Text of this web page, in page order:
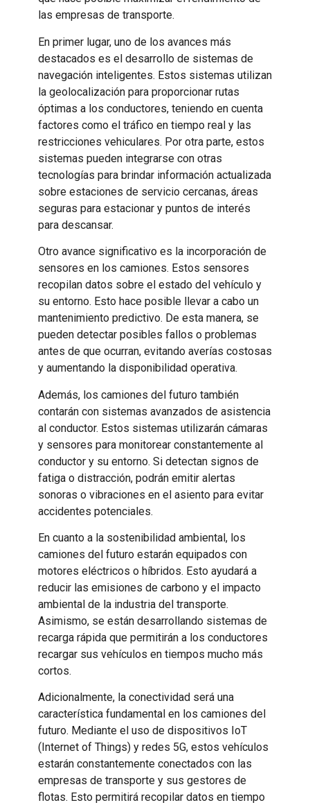
las empresas de transporte.
En primer lugar, uno de los avances más
destacados es el desarrollo de sistemas de
navegación inteligentes. Estos sistemas utilizan
la geolocalización para proporcionar rutas
óptimas a los conductores, teniendo en cuenta
factores como el tráfico en tiempo real y las
restricciones vehiculares. Por otra parte, estos
sistemas pueden integrarse con otras
tecnologías para brindar información actualizada
sobre estaciones de servicio cercanas, áreas
seguras para estacionar y puntos de interés
para descansar.
Otro avance significativo es la incorporación de
sensores en los camiones. Estos sensores
recopilan datos sobre el estado del vehículo y
su entorno. Esto hace posible llevar a cabo un
mantenimiento predictivo. De esta manera, se
pueden detectar posibles fallos o problemas
antes de que ocurran, evitando averías costosas
y aumentando la disponibilidad operativa.
Además, los camiones del futuro también
contarán con sistemas avanzados de asistencia
al conductor. Estos sistemas utilizarán cámaras
y sensores para monitorear constantemente al
conductor y su entorno. Si detectan signos de
fatiga o distracción, podrán emitir alertas
sonoras o vibraciones en el asiento para evitar
accidentes potenciales.
En cuanto a la sostenibilidad ambiental, los
camiones del futuro estarán equipados con
motores eléctricos o híbridos. Esto ayudará a
reducir las emisiones de carbono y el impacto
ambiental de la industria del transporte.
Asimismo, se están desarrollando sistemas de
recarga rápida que permitirán a los conductores
recargar sus vehículos en tiempos mucho más
cortos.
Adicionalmente, la conectividad será una
característica fundamental en los camiones del
futuro. Mediante el uso de dispositivos IoT
(Internet of Things) y redes 5G, estos vehículos
estarán constantemente conectados con las
empresas de transporte y sus gestores de
flotas. Esto permitirá recopilar datos en tiempo